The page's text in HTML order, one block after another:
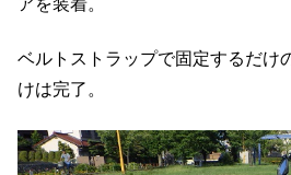
ベルトストラップで固定するだけ
けは完了。